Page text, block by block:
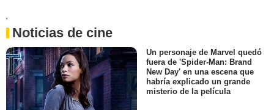
'
Noticias de cine
Un personaje de Marvel quedó
fuera de 'Spider-Man: Brand
New Day' en una escena que
habría explicado un grande
misterio de la película